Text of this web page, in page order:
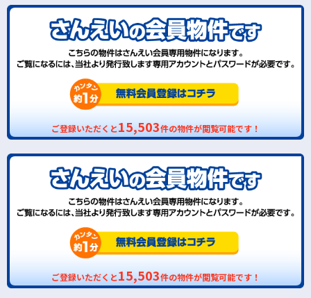
ご登録いただくと15,503件の物件が閲覧可能です！
ご登録いただくと15,503件の物件が閲覧可能です！